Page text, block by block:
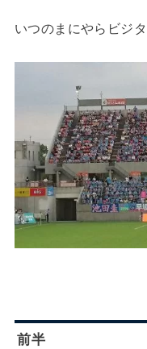
いつのまにやらビジ
前半